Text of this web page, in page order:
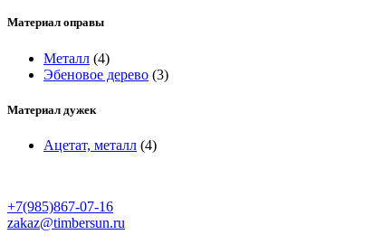
Материал оправы
Металл (4)
Эбеновое дерево (3)
Материал дужек
Ацетат, металл (4)
+7(985)867-07-16
zakaz@timbersun.ru